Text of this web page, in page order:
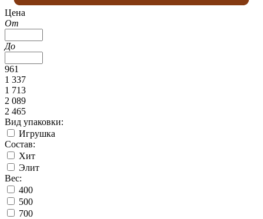
Цена
От
До
961
1 337
1 713
2 089
2 465
Вид упаковки:
Игрушка
Состав:
Хит
Элит
Вес:
400
500
700